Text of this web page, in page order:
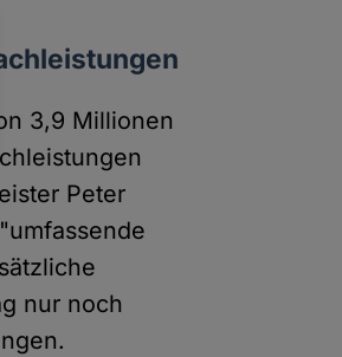
3,9 Millionen
Peter
nur noch